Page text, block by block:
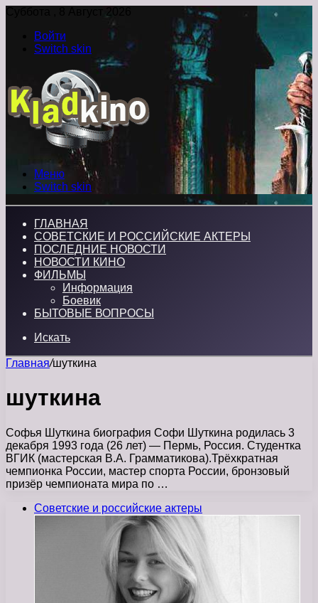
Суббота , 8 Август 2026
Войти
Switch skin
Меню
Switch skin
ГЛАВНАЯ
СОВЕТСКИЕ И РОССИЙСКИЕ АКТЕРЫ
ПОСЛЕДНИЕ НОВОСТИ
НОВОСТИ КИНО
ФИЛЬМЫ
Информация
Боевик
БЫТОВЫЕ ВОПРОСЫ
Искать
Главная/шуткина
шуткина
Софья Шуткина биография Софи Шуткина родилась 3
декабря 1993 года (26 лет) — Пермь, Россия. Студентка
ВГИК (мастерская В.А. Грамматикова).Трёхкратная
чемпионка России, мастер спорта России, бронзовый
призёр чемпионата мира по …
Советские и российские актеры